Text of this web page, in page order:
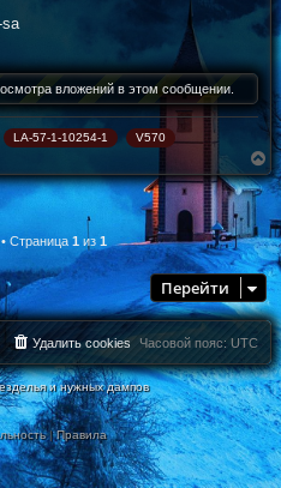
sa
вложений в этом сообщении.
LA-57-1-10254-1 V570
В
е
р
у
т
ь
с
я
к
н
а
ч
а
л
у
Страница 1из 1
Перейти
Часовой пояс: UTC
Удалить cookies
и нужных дампов
|Правила